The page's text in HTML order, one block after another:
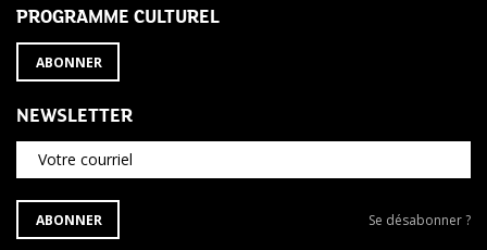
PROGRAMME CULTUREL
ABONNER
NEWSLETTER
Votre courriel
S'ABONNER
À
ABONNER
Se
Se désabonner ?